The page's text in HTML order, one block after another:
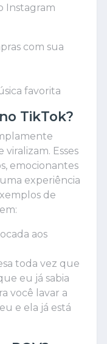
Instagram
com sua
favorita
TikTok?
Esses
emocionantes
experiência
de
aos
toda vez que
eu já sabia
você lavar a
e ela já está